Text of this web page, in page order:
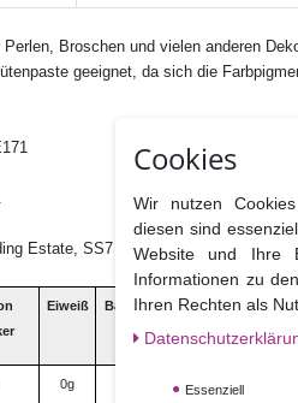
Broschen und vielen anderen
geeignet, da sich die
Estate, SS7 4PS Benfleet Essex, UK
Eiweiß Ballaststoffe Salz
0g
Cookies
Wir nutzen
diesen sind
Website und Ihre
Informationen zu
Ihren Rechten als
Essenziell